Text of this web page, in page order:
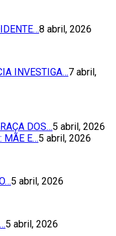
8 abril, 2026
INVESTIGA…7 abril,
DOS…5 abril, 2026
MÃE E…5 abril, 2026
5 abril, 2026
5 abril, 2026